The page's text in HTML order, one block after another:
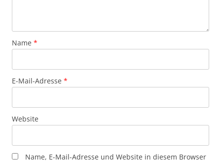
Name *
E-Mail-Adresse *
Website
Name, E-Mail-Adresse und Website in diesem Browser